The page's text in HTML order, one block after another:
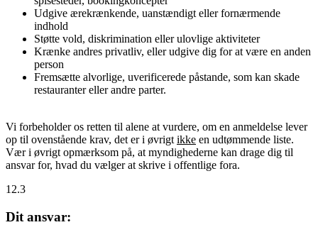
Udgive ærekrænkende, uanstændigt eller fornærmende
indhold
Støtte vold, diskrimination eller ulovlige aktiviteter
Krænke andres privatliv, eller udgive dig for at være en anden
person
Fremsætte alvorlige, uverificerede påstande, som kan skade
restauranter eller andre parter.
Vi forbeholder os retten til alene at vurdere, om en anmeldelse lever
op til ovenstående krav, det er i øvrigt ikke en udtømmende liste.
Vær i øvrigt opmærksom på, at myndighederne kan drage dig til
ansvar for, hvad du vælger at skrive i offentlige fora.
12.3
Dit ansvar: